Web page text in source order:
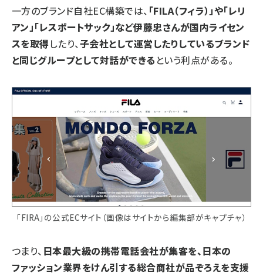
一方のブランド自社EC構築では、 「FILA（フィラ）」や「レリ
アン」「レスポートサック」など伊藤忠さんが国内ライセン
スを取得したり、子会社として運営したりしているブランド
と同じグループとして対話ができる という利点がある。
「FIRA」の公式ECサイト（画像はサイトから編集部がキャプチャ）
つまり、 日本最大級の携帯電話会社が集客を、日本の
ファッション業界をけん引する総合商社が品ぞろえを支援